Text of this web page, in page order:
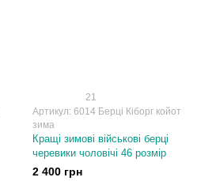
21
Артикул: 6014 Берці Кіборг койот
зима
Кращі зимові військові берці
черевики чоловічі 46 розмір
2 400 грн